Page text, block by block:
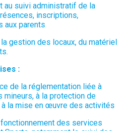
au suivi administratif de la
inscriptions,
aux parents
gestion des locaux, du matériel
:
de la réglementation liée à
mineurs, à la protection de
à la mise en œuvre des activités
des services